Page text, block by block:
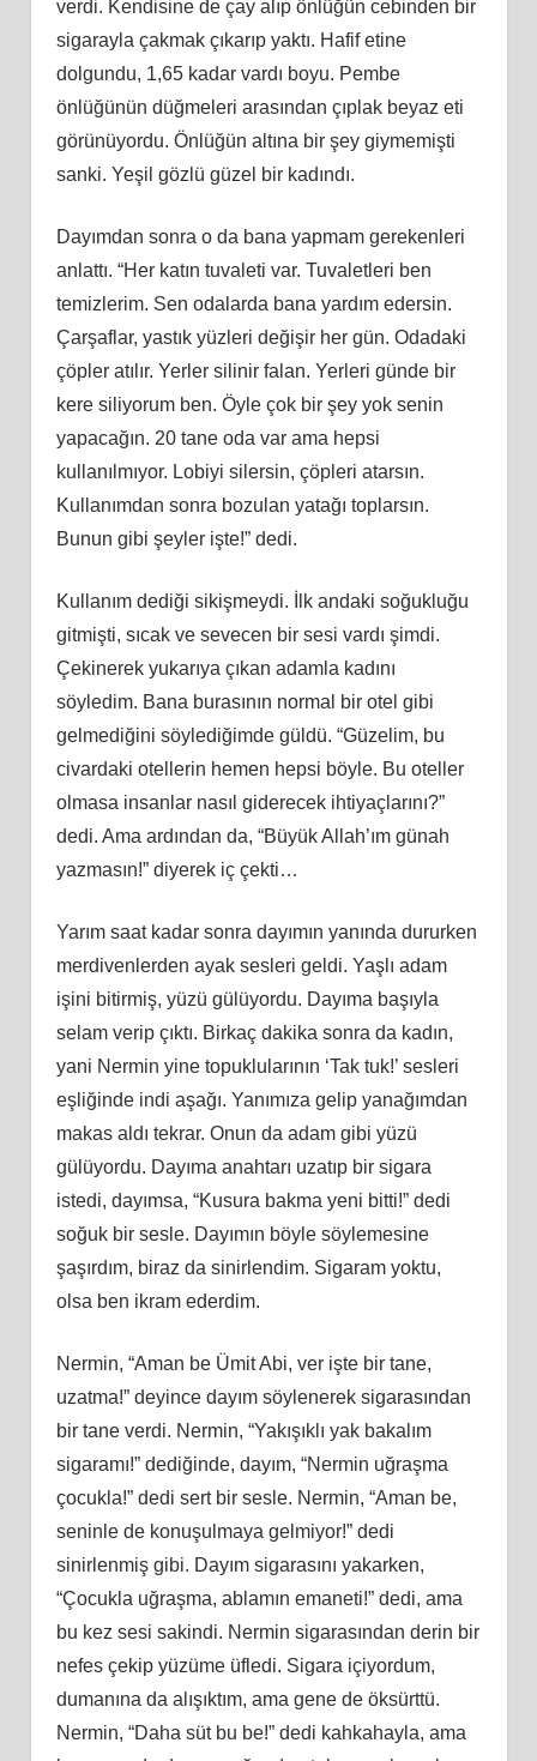
verdi. Kendisine de çay alıp önlüğün cebinden bir
sigarayla çakmak çıkarıp yaktı. Hafif etine
dolgundu, 1,65 kadar vardı boyu. Pembe
önlüğünün düğmeleri arasından çıplak beyaz eti
görünüyordu. Önlüğün altına bir şey giymemişti
sanki. Yeşil gözlü güzel bir kadındı.
Dayımdan sonra o da bana yapmam gerekenleri
anlattı. “Her katın tuvaleti var. Tuvaletleri ben
temizlerim. Sen odalarda bana yardım edersin.
Çarşaflar, yastık yüzleri değişir her gün. Odadaki
çöpler atılır. Yerler silinir falan. Yerleri günde bir
kere siliyorum ben. Öyle çok bir şey yok senin
yapacağın. 20 tane oda var ama hepsi
kullanılmıyor. Lobiyi silersin, çöpleri atarsın.
Kullanımdan sonra bozulan yatağı toplarsın.
Bunun gibi şeyler işte!” dedi.
Kullanım dediği sikişmeydi. İlk andaki soğukluğu
gitmişti, sıcak ve sevecen bir sesi vardı şimdi.
Çekinerek yukarıya çıkan adamla kadını
söyledim. Bana burasının normal bir otel gibi
gelmediğini söylediğimde güldü. “Güzelim, bu
civardaki otellerin hemen hepsi böyle. Bu oteller
olmasa insanlar nasıl giderecek ihtiyaçlarını?”
dedi. Ama ardından da, “Büyük Allah’ım günah
yazmasın!” diyerek iç çekti…
Yarım saat kadar sonra dayımın yanında dururken
merdivenlerden ayak sesleri geldi. Yaşlı adam
işini bitirmiş, yüzü gülüyordu. Dayıma başıyla
selam verip çıktı. Birkaç dakika sonra da kadın,
yani Nermin yine topuklularının ‘Tak tuk!’ sesleri
eşliğinde indi aşağı. Yanımıza gelip yanağımdan
makas aldı tekrar. Onun da adam gibi yüzü
gülüyordu. Dayıma anahtarı uzatıp bir sigara
istedi, dayımsa, “Kusura bakma yeni bitti!” dedi
soğuk bir sesle. Dayımın böyle söylemesine
şaşırdım, biraz da sinirlendim. Sigaram yoktu,
olsa ben ikram ederdim.
Nermin, “Aman be Ümit Abi, ver işte bir tane,
uzatma!” deyince dayım söylenerek sigarasından
bir tane verdi. Nermin, “Yakışıklı yak bakalım
sigaramı!” dediğinde, dayım, “Nermin uğraşma
çocukla!” dedi sert bir sesle. Nermin, “Aman be,
seninle de konuşulmaya gelmiyor!” dedi
sinirlenmiş gibi. Dayım sigarasını yakarken,
“Çocukla uğraşma, ablamın emaneti!” dedi, ama
bu kez sesi sakindi. Nermin sigarasından derin bir
nefes çekip yüzüme üfledi. Sigara içiyordum,
dumanına da alışıktım, ama gene de öksürttü.
Nermin, “Daha süt bu be!” dedi kahkahayla, ama